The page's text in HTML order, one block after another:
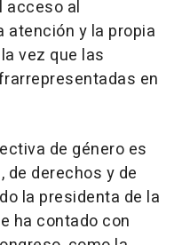
acceso al
atención y la propia
vez que las
en
de género es
de derechos y de
la presidenta de la
ha contado con